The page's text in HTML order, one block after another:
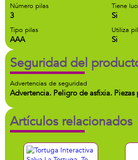
Número pilas
3
Tiene
Si
Tipo pilas
AAA
Utiliza
Si
Seguridad del
Advertencias de seguridad
Advertencia. Peligro de asfixia. Piezas
Artículos relacionados